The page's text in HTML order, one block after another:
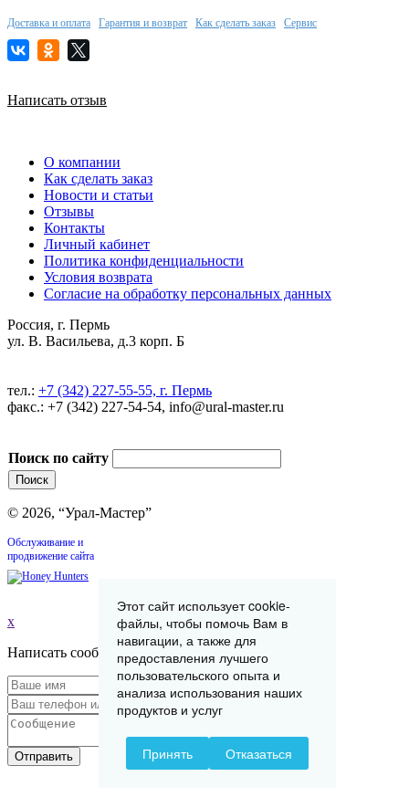
Доставка и оплата Гарантия и возврат Как сделать заказ Сервис
Написать отзыв
О компании
Как сделать заказ
Новости и статьи
Отзывы
Контакты
Личный кабинет
Политика конфиденциальности
Условия возврата
Согласие на обработку персональных данных
Россия, г. Пермь
ул. В. Васильева, д.3 корп. Б
тел.: +7 (342) 227-55-55, г. Пермь
факс.: +7 (342) 227-54-54, info@ural-master.ru
Поиск по сайту
© 2026, “Урал-Мастер”
Обслуживание и
продвижение сайта
x
Написать сообщение
Отправить
Этот сайт использует cookie-
файлы, чтобы помочь Вам в
навигации, а также для
предоставления лучшего
пользовательского опыта и
анализа использования наших
продуктов и услуг
Принять Отказаться